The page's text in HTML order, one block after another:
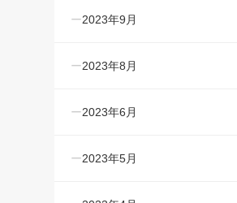
2023年9月
2023年8月
2023年6月
2023年5月